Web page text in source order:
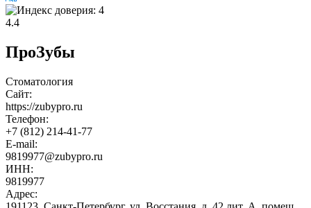
4.4
ПроЗубы
Стоматология
Сайт:
https://zubypro.ru
Телефон:
+7 (812) 214-41-77
E-mail:
9819977@zubypro.ru
ИНН:
9819977
Адрес: